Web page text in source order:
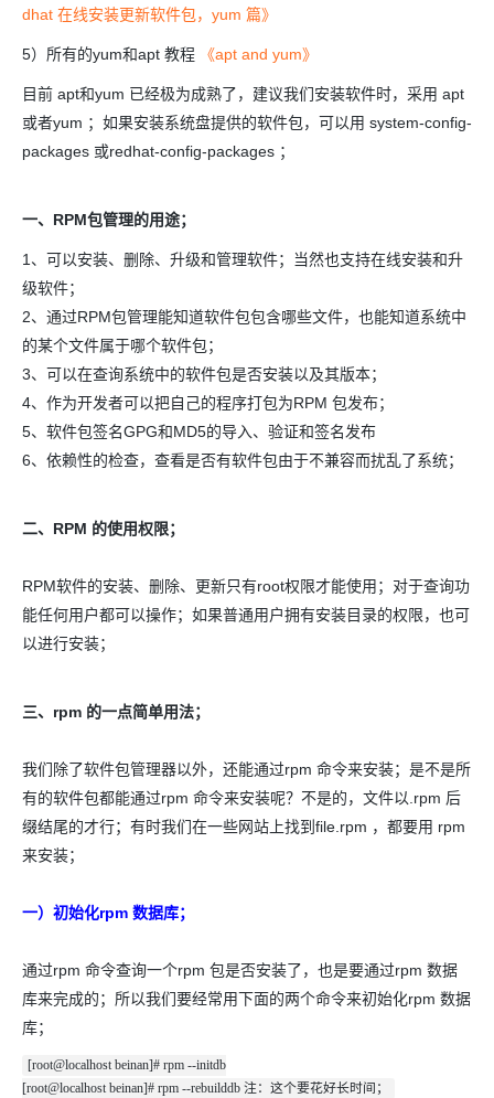
dhat 在线安装更新软件包，yum 篇》
5）所有的yum和apt 教程 《apt and yum》
目前 apt和yum 已经极为成熟了，建议我们安装软件时，采用 apt
或者yum ；如果安装系统盘提供的软件包，可以用 system-config-
packages 或redhat-config-packages ；
一、RPM包管理的用途；
1、可以安装、删除、升级和管理软件；当然也支持在线安装和升
级软件；
2、通过RPM包管理能知道软件包包含哪些文件，也能知道系统中
的某个文件属于哪个软件包；
3、可以在查询系统中的软件包是否安装以及其版本；
4、作为开发者可以把自己的程序打包为RPM 包发布；
5、软件包签名GPG和MD5的导入、验证和签名发布
6、依赖性的检查，查看是否有软件包由于不兼容而扰乱了系统；
二、RPM 的使用权限；
RPM软件的安装、删除、更新只有root权限才能使用；对于查询功
能任何用户都可以操作；如果普通用户拥有安装目录的权限，也可
以进行安装；
三、rpm 的一点简单用法；
我们除了软件包管理器以外，还能通过rpm 命令来安装；是不是所
有的软件包都能通过rpm 命令来安装呢？不是的，文件以.rpm 后
缀结尾的才行；有时我们在一些网站上找到file.rpm ，都要用 rpm
来安装；
一）初始化rpm 数据库；
通过rpm 命令查询一个rpm 包是否安装了，也是要通过rpm 数据
库来完成的；所以我们要经常用下面的两个命令来初始化rpm 数据
库；
[root@localhost beinan]# rpm --initdb
[root@localhost beinan]# rpm --rebuilddb 注：这个要花好长时间；